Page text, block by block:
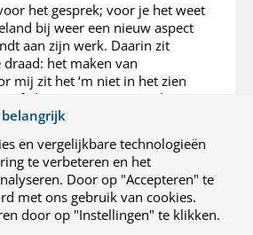
het gesprek; voor je het weet
bij weer een nieuw aspect
aan zijn werk. Daarin zit
het maken van
mij zit het ‘m niet in het zien
vliegtuig. Voor mij zit het ‘m
stil kunnen we een vliegtuig
te leveren op performance? Dat
en misschien ook wel een
de luchtvaart.”
en vergelijkbare technologieën
te verbeteren en het
Door op "Accepteren" te
met ons gebruik van cookies.
door op "Instellingen" te klikken.